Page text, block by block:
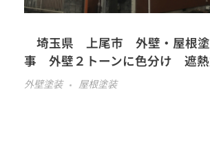
埼玉県 上尾市 外壁・屋根塗
事 外壁２トーンに色分け 遮熱
外壁塗装 屋根塗装